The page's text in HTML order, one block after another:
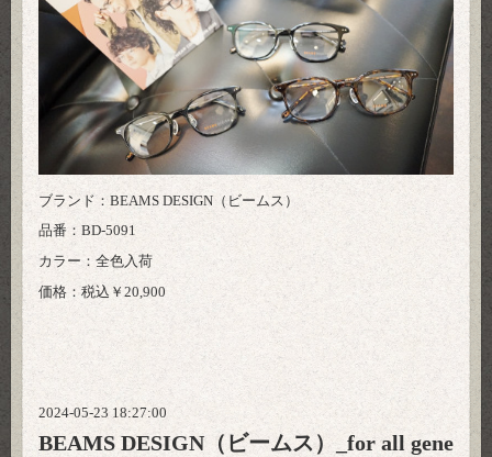
ブランド：BEAMS DESIGN（ビームス）
品番：BD-5091
カラー：全色入荷
価格：税込￥20,900
2024-05-23 18:27:00
BEAMS DESIGN（ビームス）_for all gene